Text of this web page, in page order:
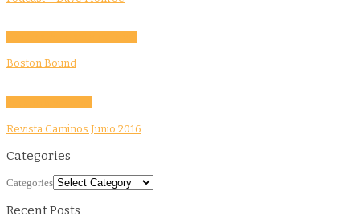
Boston Bound
Revista Caminos Junio 2016
Categories
Categories
Recent Posts